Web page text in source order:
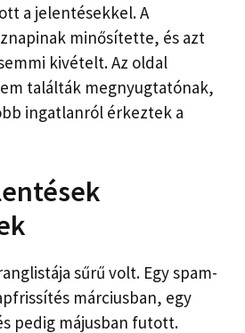
a jelentésekkel. A
minősítette, és azt
kivételt. Az oldal
találták megnyugtatónak,
ingatlanról érkeztek a
sűrű volt. Egy spam-
márciusban, egy
pedig májusban futott.